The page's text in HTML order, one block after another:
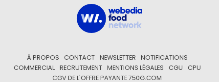
À PROPOS CONTACT NEWSLETTER
NOTIFICATIONS
COMMERCIAL
RECRUTEMENT MENTIONS LÉGALES CGU
CPU
CGV DE L'OFFRE PAYANTE 750G.COM